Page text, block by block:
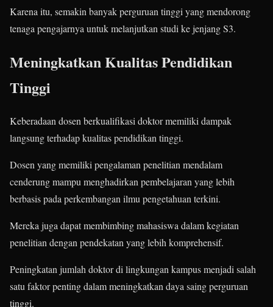
Karena itu, semakin banyak perguruan tinggi yang mendorong
tenaga pengajarnya untuk melanjutkan studi ke jenjang S3.
Meningkatkan Kualitas Pendidikan
Tinggi
Keberadaan dosen berkualifikasi doktor memiliki dampak
langsung terhadap kualitas pendidikan tinggi.
Dosen yang memiliki pengalaman penelitian mendalam
cenderung mampu menghadirkan pembelajaran yang lebih
berbasis pada perkembangan ilmu pengetahuan terkini.
Mereka juga dapat membimbing mahasiswa dalam kegiatan
penelitian dengan pendekatan yang lebih komprehensif.
Peningkatan jumlah doktor di lingkungan kampus menjadi salah
satu faktor penting dalam meningkatkan daya saing perguruan
tinggi.